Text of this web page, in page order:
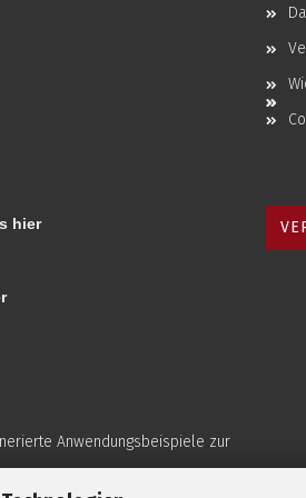
hier
Anwendungsbeispiele zur